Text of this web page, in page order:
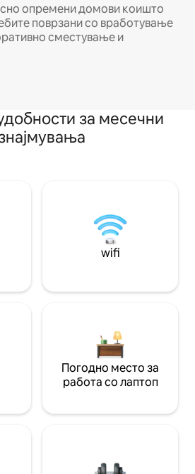
опремени домови коишто
поврзани со вработување
сместување и
за месечни
wifi
Погодно место за
работа со лаптоп